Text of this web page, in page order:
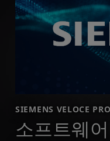
SIEMENS VELOCE
소프트웨